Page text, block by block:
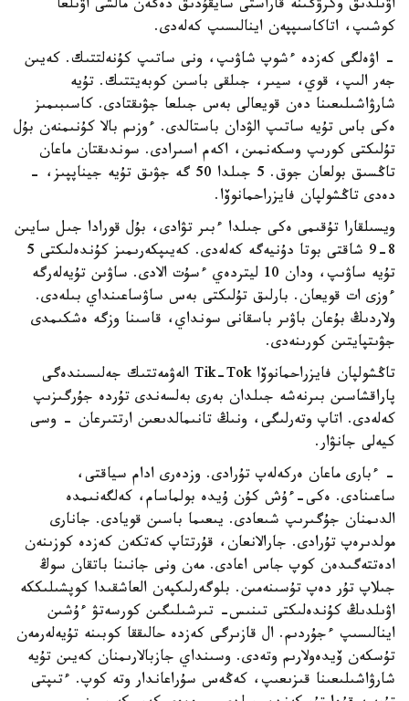
اۋىلدىق وكرۋگىنە قاراستى سايقۇدىق دەگەن مالشى اۋىلعا
كوشىپ، اتاكاسىپپەن اينالىسىپ كەلەدى.
- اۋەلگى كەزدە ءشوپ شاۋىپ، ونى ساتىپ كۇنەلتتىك. كەيىن
جەر الىپ، قوي، سيىر، جىلقى باسىن كوبەيتتىك. تۇيە
شارۋاشىلىعىنا دەن قويعالى بەس جىلعا جۋىقتادى. كاسىبىمىز
ەكى باس تۇيە ساتىپ الۋدان باستالدى. ءوزىم بالا كۇنىمنەن بۇل
تۇلىكتى كورىپ وسكەنمىن، اكەم اسىرادى. سوندىقتان ماعان
تاڭسىق بولعان جوق. 5 جىلدا 50 گە جۋىق تۇيە جيناپپىز، -
دەدى تاڭشولپان فايزراحمانوۆا.
ويسىلقارا تۇقىمى ەكى جىلدا ءبىر تۋادى، بۇل قورادا جىل سايىن
8-9 شاقتى بوتا دۇنيەگە كەلەدى. كەيىپكەرىمىز كۇندەلىكتى 5
تۇيە ساۋىپ، ودان 10 ليتردەي ءسۇت الادى. ساۋىن تۇيەلەرگە
ءوزى ات قويعان. بارلىق تۇلىكتى بەس ساۋساعىنداي بىلەدى.
ولاردىڭ بۇعان باۋىر باسقانى سونداي، قاسىنا وزگە ەشكىمدى
جۋىتپايتىن كورىنەدى.
تاڭشولپان فايزراحمانوۆا Tik-Tok الەۋمەتتىك جەلىسىندەگى
پاراقشاسىن بىرنەشە جىلدان بەرى بەلسەندى تۇردە جۇرگىزىپ
كەلەدى. اتاپ وتەرلىگى، ونىڭ تانىمالدىعىن ارتتىرعان - وسى
كيەلى جانۋار.
- ءبارى ماعان ەركەلەپ تۇرادى. وزدەرى ادام سياقتى،
ساعىنادى. ەكى-ءۇش كۇن ۇيدە بولماسام، كەلگەنىمدە
الدىمنان جۇگىرىپ شىعادى. يىعىما باسىن قويادى. جانارى
مولدىرەپ تۇرادى. جارالانعان، قۇرتتاپ كەتكەن كەزدە كوزىنەن
ادەتتەگىدەن كوپ جاس اعادى. مەن ونى جانىنا باتقان سوڭ
جىلاپ تۇر دەپ تۇسىنەمىن. بلوگەرلىكپەن العاشقىدا كوپشىلىككە
اۋىلدىڭ كۇندەلىكتى تىنىس- تىرشىلىگىن كورسەتۋ ءۇشىن
اينالىسىپ ءجۇردىم. ال قازىرگى كەزدە حالىققا كوبىنە تۇيەلەرمەن
تۇسكەن ۆيدەولارىم وتەدى. وسىنداي جازبالارىمنان كەيىن تۇيە
شارۋاشىلىعىنا قىزىعىپ، كەڭەس سۇراعاندار وتە كوپ. ءتىپتى